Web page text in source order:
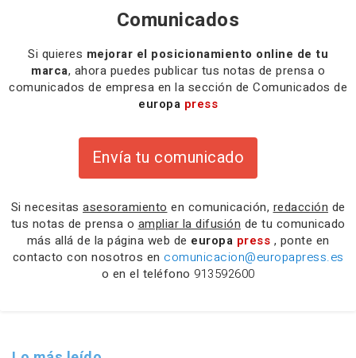
Comunicados
Si quieres mejorar el posicionamiento online de tu
marca, ahora puedes publicar tus notas de prensa o
comunicados de empresa en la sección de Comunicados de
europa press
Envía tu comunicado
Si necesitas asesoramiento en comunicación, redacción de
tus notas de prensa o ampliar la difusión de tu comunicado
más allá de la página web de europa press , ponte en
contacto con nosotros en comunicacion@europapress.es
o en el teléfono 913592600